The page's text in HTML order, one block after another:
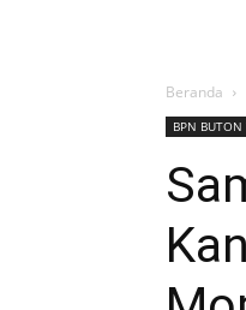
Beranda
BPN BUTON